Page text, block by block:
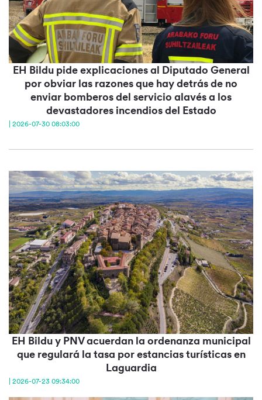
EH Bildu pide explicaciones al Diputado General
por obviar las razones que hay detrás de no
enviar bomberos del servicio alavés a los
devastadores incendios del Estado
| 2026-07-30 08:03:00
EH Bildu y PNV acuerdan la ordenanza municipal
que regulará la tasa por estancias turísticas en
Laguardia
| 2026-07-23 09:34:00